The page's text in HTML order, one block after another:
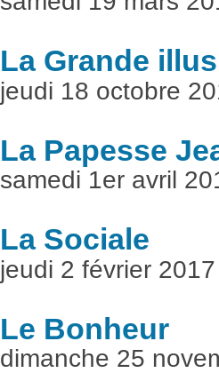
La Grande
jeudi 18 octobre
La Papesse
samedi 1er avril
La Sociale
jeudi 2 février
Le Bonheur
dimanche 25